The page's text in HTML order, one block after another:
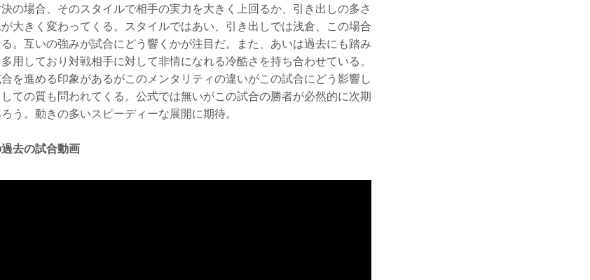
の場合、そのスタイルで相手の実力を大きく上回るか、引き出しの多さ
大きく変わってくる。スタイルではあい、引き出しでは浅倉、この場合
。互いの強みが試合にどう響くかが注目だ。また、あいは過去にも踏み
用しており対戦相手に対して非情になれる冷酷さを持ち合わせている。
を進める印象があるがこのメンタリティの違いがこの試合にどう影響し
ての質も問われてくる。公式では無いがこの試合の勝者が必然的に次期
う。動きの多いスピーディーな展開に期待。
去の試合動画